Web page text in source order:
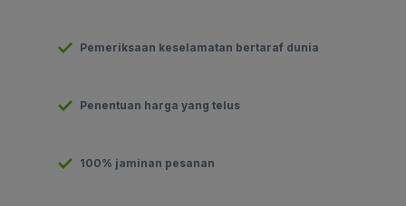
Pemeriksaan keselamatan bertaraf dunia
Penentuan harga yang telus
100% jaminan pesanan